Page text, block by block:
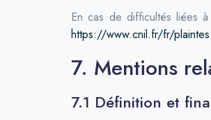
En cas de difficultés liées
https://www.cnil.fr/fr/plaintes
7. Mentions
7.1 Définition et